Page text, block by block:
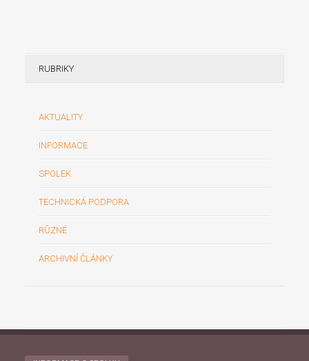
RUBRIKY
AKTUALITY
INFORMACE
SPOLEK
TECHNICKÁ PODPORA
RŮZNÉ
ARCHIVNÍ ČLÁNKY